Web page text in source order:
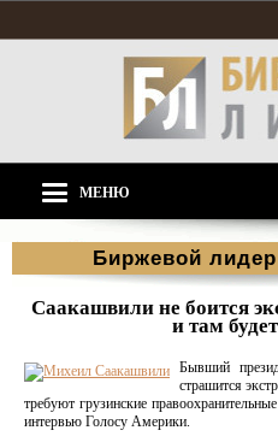
МЕНЮ
Биржевой лидер
Саакашвили не боится
и там
Бывший
страшится
требуют грузинские
интервью Голосу Америки.